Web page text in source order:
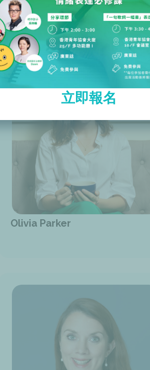
Marc Convery
Olivia Parker
立即報名